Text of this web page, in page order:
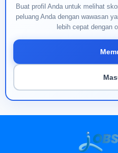
Buat profil Anda untuk melihat
peluang Anda dengan wawasan
lebih cepat dengan